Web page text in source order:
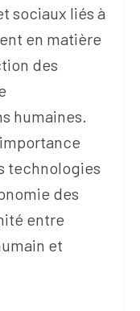
sociaux liés à
en matière
des
humaines.
technologies
des
entre
et